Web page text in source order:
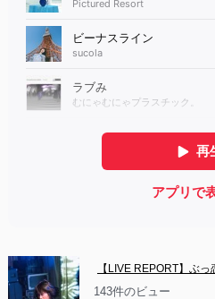
【LIVE REPORT】ぶ
143件のビュー